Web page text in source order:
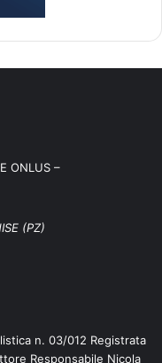
ONLUS –
(PZ)
n. 03/012 Registrata
Responsabile Nicola